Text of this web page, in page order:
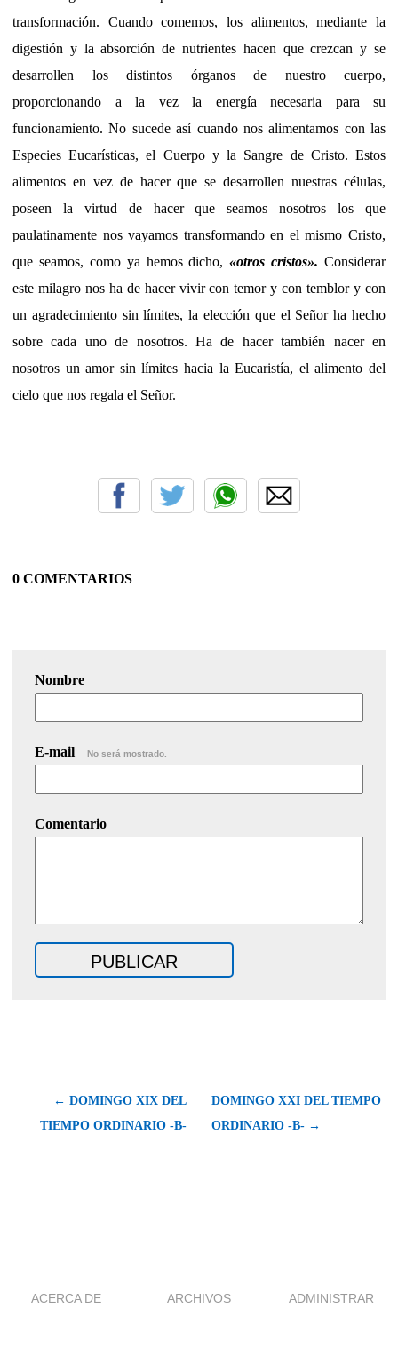
transformación. Cuando comemos, los alimentos, mediante la
digestión y la absorción de nutrientes hacen que crezcan y se
desarrollen los distintos órganos de nuestro cuerpo,
proporcionando a la vez la energía necesaria para su
funcionamiento. No sucede así cuando nos alimentamos con las
Especies Eucarísticas, el Cuerpo y la Sangre de Cristo. Estos
alimentos en vez de hacer que se desarrollen nuestras células,
poseen la virtud de hacer que seamos nosotros los que
paulatinamente nos vayamos transformando en el mismo Cristo,
que seamos, como ya hemos dicho,«otros cristos». Considerar
este milagro nos ha de hacer vivir con temor y con temblor y con
un agradecimiento sin límites, la elección que el Señor ha hecho
sobre cada uno de nosotros. Ha de hacer también nacer en
nosotros un amor sin límites hacia la Eucaristía, el alimento del
cielo que nos regala el Señor.
0 COMENTARIOS
Nombre
E-mail No será mostrado.
Comentario
← DOMINGO XIX DEL
TIEMPO ORDINARIO -B-
DOMINGO XXI DEL TIEMPO
ORDINARIO -B- →
ACERCA DE ARCHIVOS ADMINISTRAR